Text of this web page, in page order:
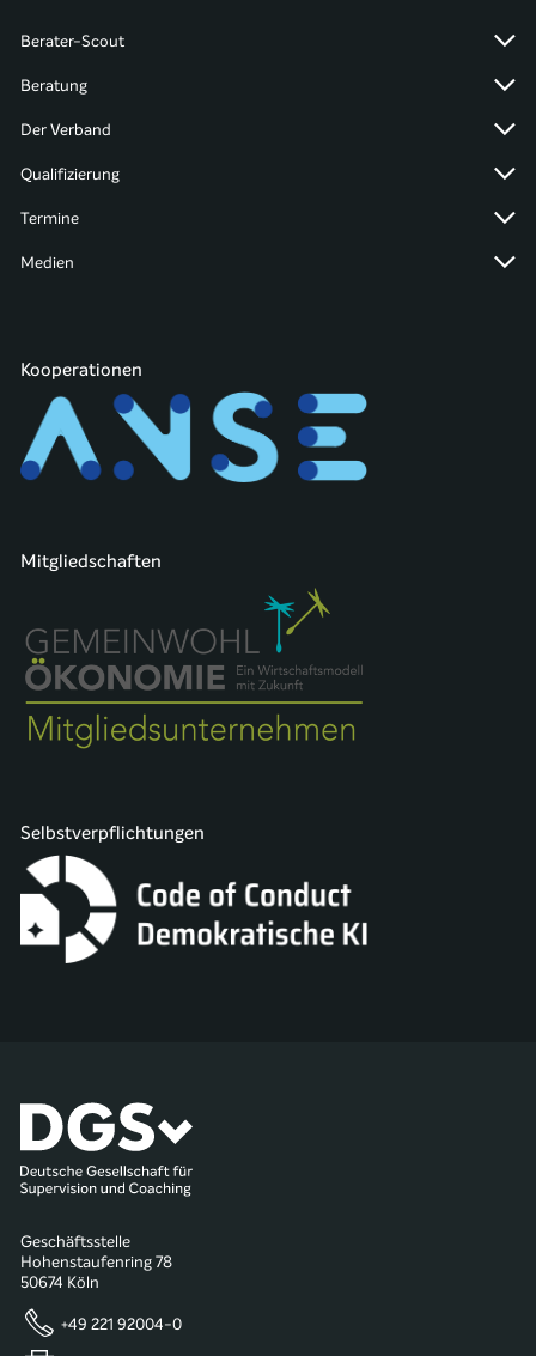
Berater-Scout
Beratung
Der Verband
Qualifizierung
Termine
Medien
Kooperationen
Mitgliedschaften
Selbstverpflichtungen
Geschäftsstelle
Hohenstaufenring 78
50674 Köln
+49 221 92004-0